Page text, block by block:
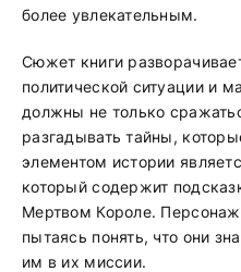
более увлекательным.
Сюжет книги
политической ситуации и
должны не только
разгадывать тайны,
элементом истории
который содержит
Мертвом Короле.
пытаясь понять, что они
им в их миссии.